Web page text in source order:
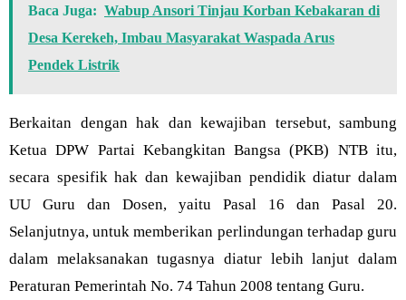
Baca Juga: Wabup Ansori Tinjau Korban Kebakaran di
Desa Kerekeh, Imbau Masyarakat Waspada Arus
Pendek Listrik
Berkaitan dengan hak dan kewajiban tersebut, sambung
Ketua DPW Partai Kebangkitan Bangsa (PKB) NTB itu,
secara spesifik hak dan kewajiban pendidik diatur dalam
UU Guru dan Dosen, yaitu Pasal 16 dan Pasal 20.
Selanjutnya, untuk memberikan perlindungan terhadap guru
dalam melaksanakan tugasnya diatur lebih lanjut dalam
Peraturan Pemerintah No. 74 Tahun 2008 tentang Guru.